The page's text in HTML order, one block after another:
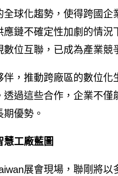
全球化趨勢，使得跨國企
應鏈不確定性加劇的情
位互聯，已成為產業競
伴，推動跨廠區的數位
透過這些合作，企業不
優勢。
慧工廠藍圖
展會現場，聯剛將